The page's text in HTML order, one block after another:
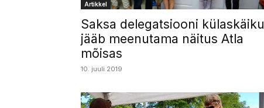
Artikkel
Saksa delegatsiooni külaskäiku
jääb meenutama näitus Atla
mõisas
10. juuli 2019